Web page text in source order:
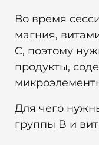
Во время
магния,
C, поэтому
продукты,
Для чего
группы B и